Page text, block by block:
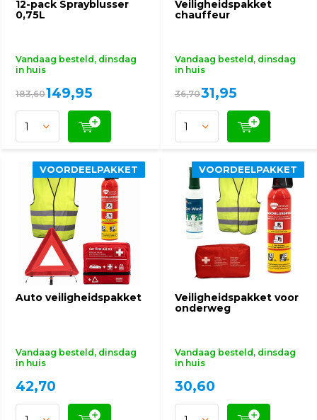
12-pack Sprayblusser
0,75L
Vandaag besteld, dinsdag
in huis
183,60149,95
Veiligheidspakket
chauffeur
Vandaag besteld, dinsdag
in huis
36,7031,95
Auto veiligheidspakket
Vandaag besteld, dinsdag
in huis
VOORDEELPAKKET
42,70
VOORDEELPAKKET
Veiligheidspakket voor
onderweg
Vandaag besteld, dinsdag
in huis
VOORDEELPAKKET
30,60
VOORDEELPAKKET